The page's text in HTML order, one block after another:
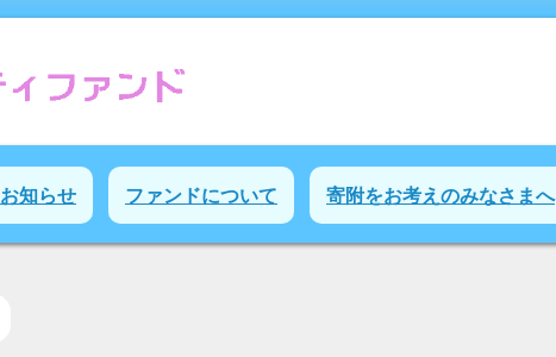
お知らせ ファンドについて 寄附をお考えのみなさまへ